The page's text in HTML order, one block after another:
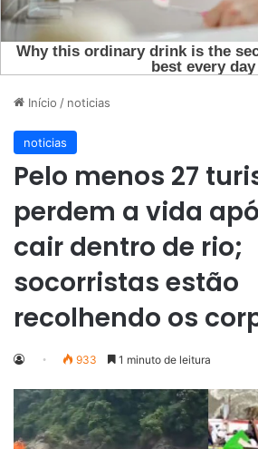
Início / noticias
noticias
Pelo menos 27
perdem a vida
cair dentro de rio;
socorristas estão
recolhendo os
933 1 minuto de leitura